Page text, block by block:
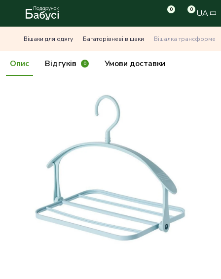
0 0 UA
Вішаки для одягу Багаторівневі вішаки Вішалка трансформер
Опис Відгуків 0 Умови доставки